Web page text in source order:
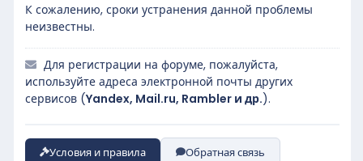
К сожалению, сроки устранения данной проблемы
неизвестны.
Для регистрации на форуме, пожалуйста,
используйте адреса электронной почты других
сервисов (Yandex, Mail.ru, Rambler и др.).
Условия и правила Обратная связь